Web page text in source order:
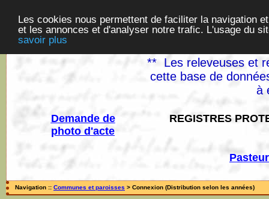
Les cookies nous permettent de faciliter la navigation
et les annonces et d'analyser notre trafic. L'usage du
savoir plus
** Les releveuses et
cette base de
à
Demande de
photo d'acte
REGISTRES
Navigation :: Communes et paroisses > Connexion (Distribution selon les années)